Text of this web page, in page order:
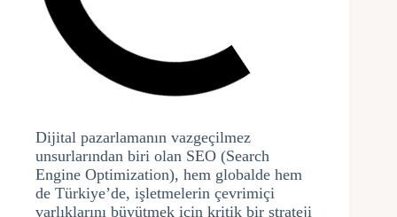
Dijital pazarlamanın vazgeçilmez
unsurlarından biri olan SEO (Search
Engine Optimization), hem globalde hem
de Türkiye’de, işletmelerin çevrimiçi
varlıklarını büyütmek için kritik bir strateji